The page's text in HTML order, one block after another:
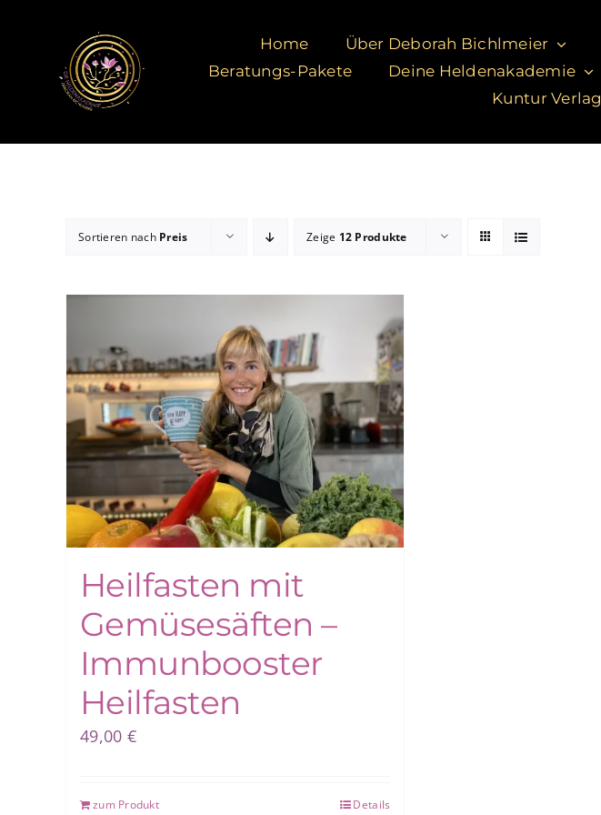
springen
Home Über Deborah Bichlmeier
Beratungs-Pakete
Deine Heldenakademie
Kuntur Verlag
Sortieren nach Preis Zeige 12 Produkte
Heilfasten mit
Gemüsesäften –
Immunbooster
Heilfasten
49,00 €
zum Produkt Details